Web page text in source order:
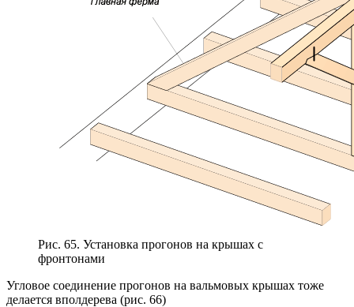
Рис. 65. Установка прогонов на крышах с
фронтонами
Угловое соединение прогонов на вальмовых крышах тоже
делается вполдерева (рис. 66)